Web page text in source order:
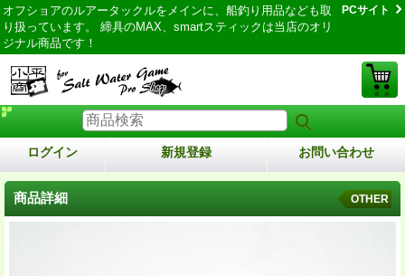
オフショアのルアータックルをメインに、船釣り用品なども取
り扱っています。 締具のMAX、smartスティックは当店のオリ
ジナル商品です！
PCサイト
ログイン 新規登録 お問い合わせ
商品詳細 OTHER